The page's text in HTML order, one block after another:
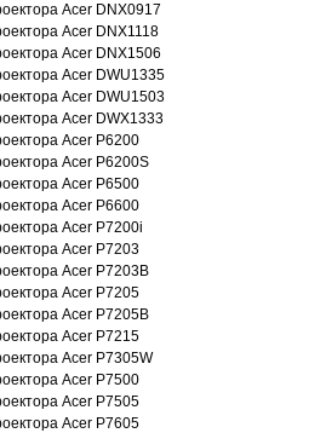
Acer DNX0917
Acer DNX1118
Acer DNX1506
Acer DWU1335
Acer DWU1503
Acer DWX1333
Acer P6200
Acer P6200S
Acer P6500
Acer P6600
Acer P7200i
Acer P7203
Acer P7203B
Acer P7205
Acer P7205B
Acer P7215
Acer P7305W
Acer P7500
Acer P7505
Acer P7605